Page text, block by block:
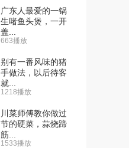
广东人最爱的一锅
生啫鱼头煲，一开
盖...
663播放
别有一番风味的猪
手做法，以后待客
就...
1218播放
川菜师傅教你做过
节的硬菜，蒜烧蹄
筋...
1533播放